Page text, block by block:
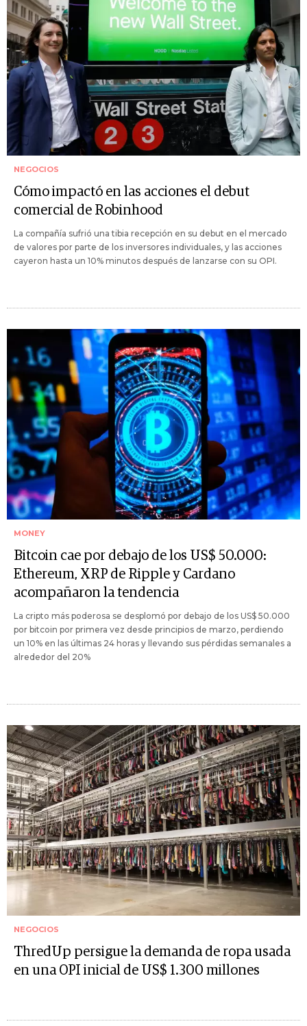
NEGOCIOS
Cómo impactó en las acciones el debut
comercial de Robinhood
La compañía sufrió una tibia recepción en su debut en el mercado
de valores por parte de los inversores individuales, y las acciones
cayeron hasta un 10% minutos después de lanzarse con su OPI.
MONEY
Bitcoin cae por debajo de los US$ 50.000:
Ethereum, XRP de Ripple y Cardano
acompañaron la tendencia
La cripto más poderosa se desplomó por debajo de los US$ 50.000
por bitcoin por primera vez desde principios de marzo, perdiendo
un 10% en las últimas 24 horas y llevando sus pérdidas semanales a
alrededor del 20%
NEGOCIOS
ThredUp persigue la demanda de ropa usada
en una OPI inicial de US$ 1.300 millones